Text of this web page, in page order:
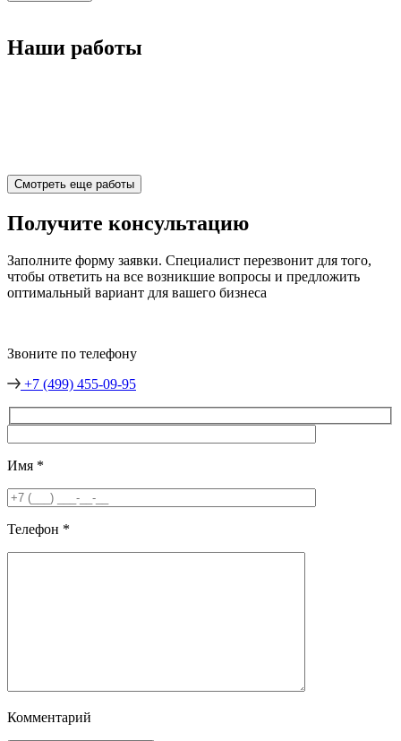
Наши работы
Смотреть еще работы
Получите консультацию
Заполните форму заявки. Специалист перезвонит для того,
чтобы ответить на все возникшие вопросы и предложить
оптимальный вариант для вашего бизнеса
Звоните по телефону
+7 (499) 455-09-95
Имя *
Телефон *
Комментарий